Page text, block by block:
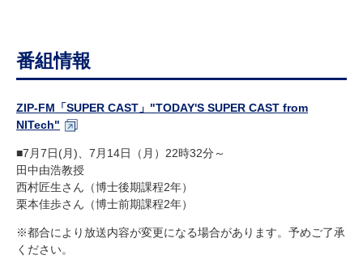
番組情報
ZIP-FM「SUPER CAST」"TODAY'S SUPER CAST from
NITech"
■7月7日(月)、7月14日（月）22時32分～
田中由浩教授
西村匠生さん（博士後期課程2年）
栗本佳歩さん（博士前期課程2年）
※都合により放送内容が変更になる場合があります。予めご了承
ください。